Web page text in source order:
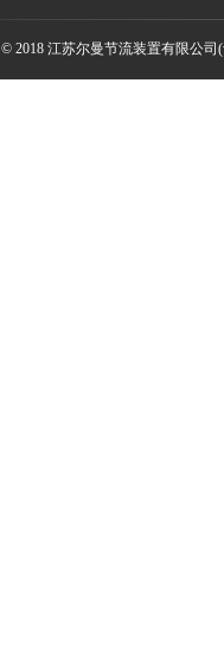
© 2018 江苏尔曼节流装置有限公司